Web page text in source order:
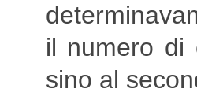
il numero di
sino al